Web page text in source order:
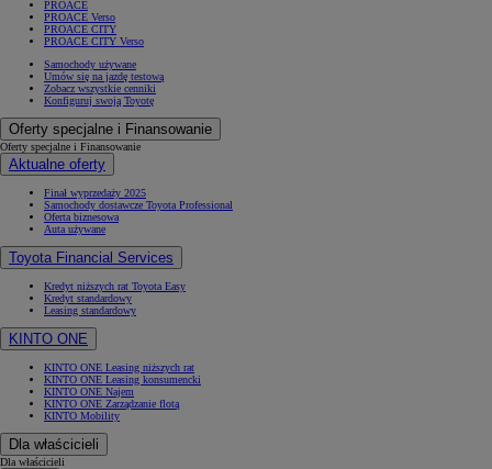
PROACE
PROACE Verso
PROACE CITY
PROACE CITY Verso
Samochody używane
Umów się na jazdę testową
Zobacz wszystkie cenniki
Konfiguruj swoją Toyotę
Oferty specjalne i Finansowanie
Oferty specjalne i Finansowanie
Aktualne oferty
Finał wyprzedaży 2025
Samochody dostawcze Toyota Professional
Oferta biznesowa
Auta używane
Toyota Financial Services
Kredyt niższych rat Toyota Easy
Kredyt standardowy
Leasing standardowy
KINTO ONE
KINTO ONE Leasing niższych rat
KINTO ONE Leasing konsumencki
KINTO ONE Najem
KINTO ONE Zarządzanie flotą
KINTO Mobility
Dla właścicieli
Dla właścicieli